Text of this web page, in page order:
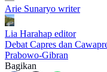
Arie Sunaryo writer
Lia Harahap editor
Debat Capres dan
Prabowo-Gibran
Bagikan